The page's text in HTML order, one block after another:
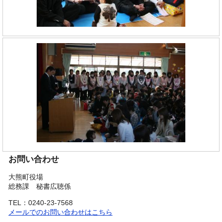
お問い合わせ
大熊町役場
総務課 秘書広聴係
TEL：0240-23-7568
メールでのお問い合わせはこちら